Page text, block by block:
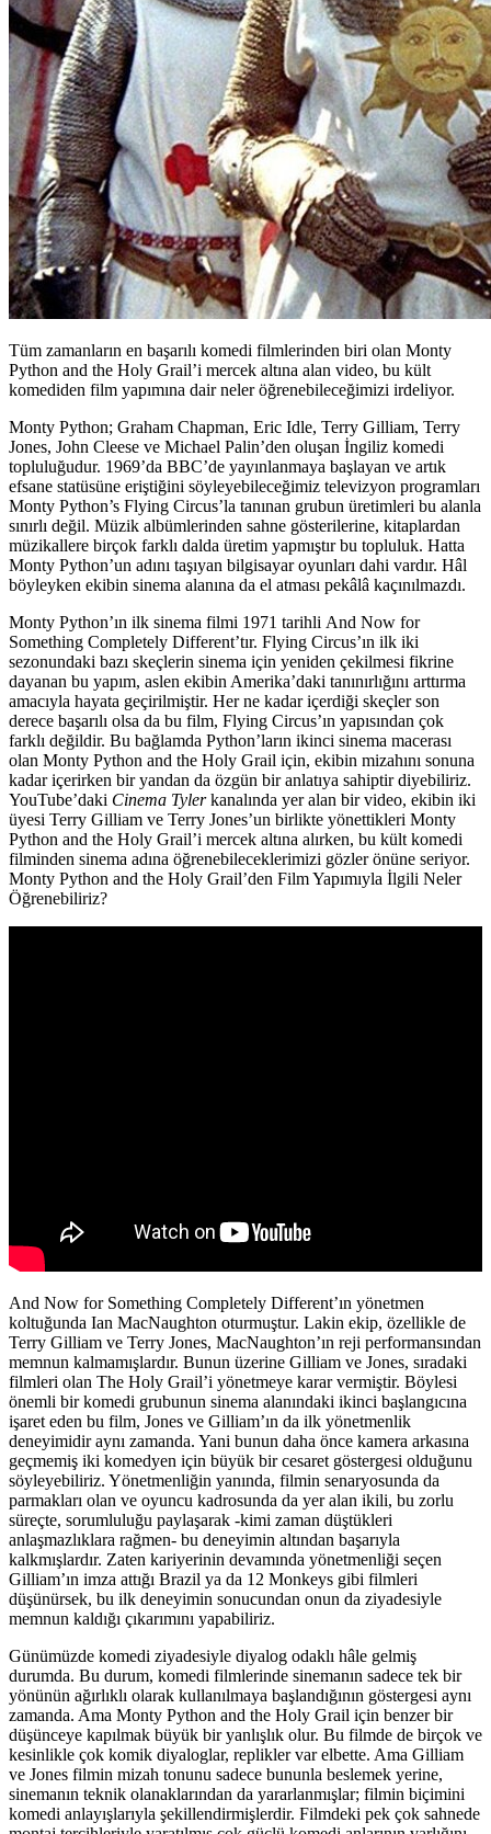
Tüm zamanların en başarılı komedi filmlerinden biri olan Monty
Python and the Holy Grail’i mercek altına alan video, bu kült
komediden film yapımına dair neler öğrenebileceğimizi irdeliyor.
Monty Python; Graham Chapman, Eric Idle, Terry Gilliam, Terry
Jones, John Cleese ve Michael Palin’den oluşan İngiliz komedi
topluluğudur. 1969’da BBC’de yayınlanmaya başlayan ve artık
efsane statüsüne eriştiğini söyleyebileceğimiz televizyon programları
Monty Python’s Flying Circus’la tanınan grubun üretimleri bu alanla
sınırlı değil. Müzik albümlerinden sahne gösterilerine, kitaplardan
müzikallere birçok farklı dalda üretim yapmıştır bu topluluk. Hatta
Monty Python’un adını taşıyan bilgisayar oyunları dahi vardır. Hâl
böyleyken ekibin sinema alanına da el atması pekâlâ kaçınılmazdı.
Monty Python’ın ilk sinema filmi 1971 tarihli And Now for
Something Completely Different’tır. Flying Circus’ın ilk iki
sezonundaki bazı skeçlerin sinema için yeniden çekilmesi fikrine
dayanan bu yapım, aslen ekibin Amerika’daki tanınırlığını arttırma
amacıyla hayata geçirilmiştir. Her ne kadar içerdiği skeçler son
derece başarılı olsa da bu film, Flying Circus’ın yapısından çok
farklı değildir. Bu bağlamda Python’ların ikinci sinema macerası
olan Monty Python and the Holy Grail için, ekibin mizahını sonuna
kadar içerirken bir yandan da özgün bir anlatıya sahiptir diyebiliriz.
YouTube’daki Cinema Tylerkanalında yer alan bir video, ekibin iki
üyesi Terry Gilliam ve Terry Jones’un birlikte yönettikleri Monty
Python and the Holy Grail’i mercek altına alırken, bu kült komedi
filminden sinema adına öğrenebileceklerimizi gözler önüne seriyor.
Monty Python and the Holy Grail’den Film Yapımıyla İlgili Neler
Öğrenebiliriz?
And Now for Something Completely Different’ın yönetmen
koltuğunda Ian MacNaughton oturmuştur. Lakin ekip, özellikle de
Terry Gilliam ve Terry Jones, MacNaughton’ın reji performansından
memnun kalmamışlardır. Bunun üzerine Gilliam ve Jones, sıradaki
filmleri olan The Holy Grail’i yönetmeye karar vermiştir. Böylesi
önemli bir komedi grubunun sinema alanındaki ikinci başlangıcına
işaret eden bu film, Jones ve Gilliam’ın da ilk yönetmenlik
deneyimidir aynı zamanda. Yani bunun daha önce kamera arkasına
geçmemiş iki komedyen için büyük bir cesaret göstergesi olduğunu
söyleyebiliriz. Yönetmenliğin yanında, filmin senaryosunda da
parmakları olan ve oyuncu kadrosunda da yer alan ikili, bu zorlu
süreçte, sorumluluğu paylaşarak -kimi zaman düştükleri
anlaşmazlıklara rağmen- bu deneyimin altından başarıyla
kalkmışlardır. Zaten kariyerinin devamında yönetmenliği seçen
Gilliam’ın imza attığı Brazil ya da 12 Monkeys gibi filmleri
düşünürsek, bu ilk deneyimin sonucundan onun da ziyadesiyle
memnun kaldığı çıkarımını yapabiliriz.
Günümüzde komedi ziyadesiyle diyalog odaklı hâle gelmiş
durumda. Bu durum, komedi filmlerinde sinemanın sadece tek bir
yönünün ağırlıklı olarak kullanılmaya başlandığının göstergesi aynı
zamanda. Ama Monty Python and the Holy Grail için benzer bir
düşünceye kapılmak büyük bir yanlışlık olur. Bu filmde de birçok ve
kesinlikle çok komik diyaloglar, replikler var elbette. Ama Gilliam
ve Jones filmin mizah tonunu sadece bununla beslemek yerine,
sinemanın teknik olanaklarından da yararlanmışlar; filmin biçimini
komedi anlayışlarıyla şekillendirmişlerdir. Filmdeki pek çok sahnede